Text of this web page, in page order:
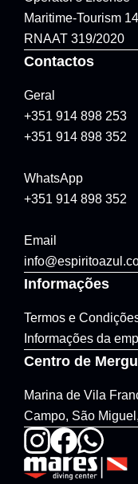
Maritime-Tourism
RNAAT 319/2020
Contactos
Geral
+351 914 898 253
+351 914 898 352
WhatsApp
+351 914 898 352
Email
Informações
Termos e
Informações da
Centro de
Marina de Vila
Campo, São